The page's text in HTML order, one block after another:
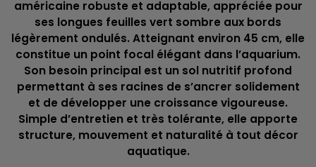
américaine robuste et adaptable, appréciée pour
ses longues feuilles vert sombre aux bords
légèrement ondulés. Atteignant environ 45 cm, elle
constitue un point focal élégant dans l’aquarium.
Son besoin principal est un sol nutritif profond
permettant à ses racines de s’ancrer solidement
et de développer une croissance vigoureuse.
Simple d’entretien et très tolérante, elle apporte
structure, mouvement et naturalité à tout décor
aquatique.